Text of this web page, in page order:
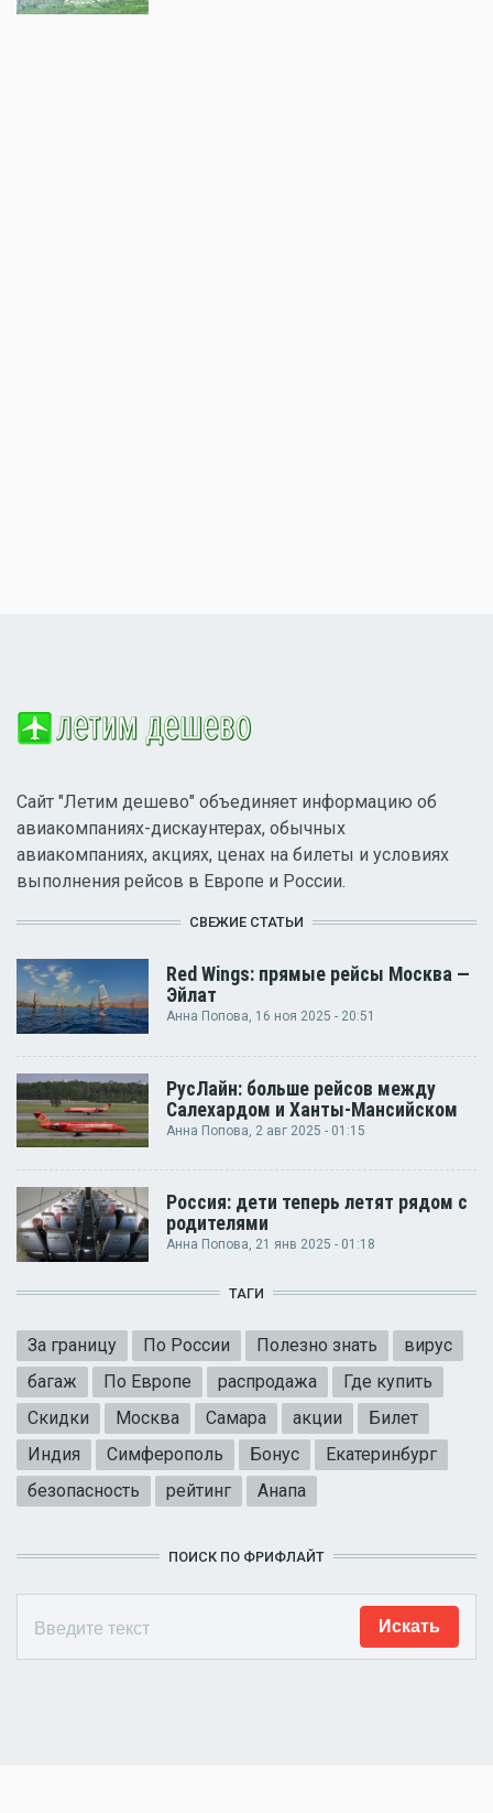
Сайт "Летим дешево" объединяет информацию об
авиакомпаниях-дискаунтерах, обычных
авиакомпаниях, акциях, ценах на билеты и условиях
выполнения рейсов в Европе и России.
СВЕЖИЕ СТАТЬИ
Red Wings: прямые рейсы Москва —
Эйлат
Анна Попова, 16 ноя 2025 - 20:51
РусЛайн: больше рейсов между
Салехардом и Ханты-Мансийском
Анна Попова , 2 авг 2025 - 01:15
Россия: дети теперь летят рядом с
родителями
Анна Попова, 21 янв 2025 - 01:18
ТАГИ
За границу По России Полезно знать
вирус
багаж
По Европе распродажа
Где купить
Скидки
Москва Самара акции
Билет
Индия
Симферополь Бонус
Екатеринбург
безопасность
рейтинг Анапа
ПОИСК ПО ФРИФЛАЙТ